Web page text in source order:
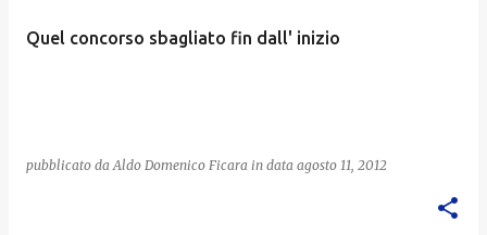
Quel concorso sbagliato fin dall' inizio
pubblicato da Aldo Domenico Ficara in data agosto 11, 2012